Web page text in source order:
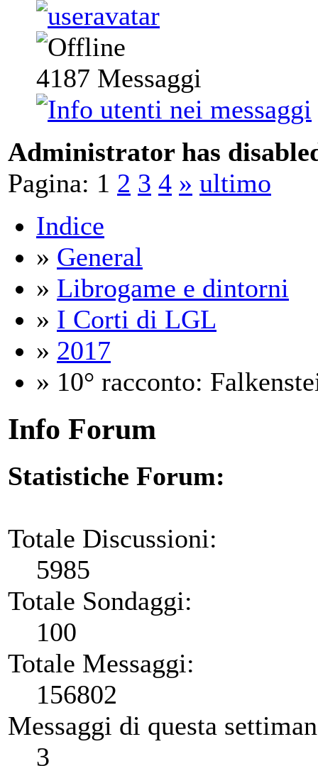
4187 Messaggi
Administrator has
Pagina: 1 2 3 4 » ultimo
Indice
» General
» Librogame e dintorni
» I Corti di LGL
» 2017
» 10° racconto:
Info Forum
Statistiche Forum:
Totale Discussioni:
5985
Totale Sondaggi:
100
Totale Messaggi:
156802
Messaggi di questa
3